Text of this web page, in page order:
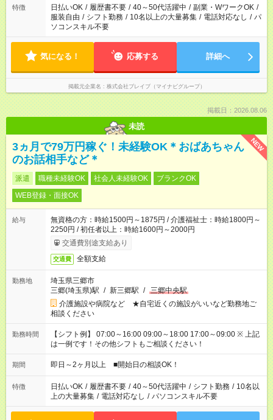
特徴 日払いOK / 履歴書不要 / 40～50代活躍中 / 副業・WワークOK /
服装自由 / シフト勤務 / 10名以上の大量募集 / 電話対応なし / パ
ソコンスキル不要
気になる！ 応募する 詳細へ
掲載元企業名 株式会社ブレイブ（マイナビグループ）
掲載日：2026.08.06
未読
NEW
3ヵ月で79万円稼ぐ！未経験OK＊おばあちゃん
のお話相手など＊
派遣 職種未経験OK 社会人未経験OK
ブランクOK
WEB登録・面接OK
給与
無資格の方：時給1500円～1875円 / 介護福祉士：時給1800円～
2250円 / 初任者以上：時給1600円～2000円
交通費別途支給あり
交通費 全額支給
勤務地
埼玉県三郷市
三郷(埼玉県)駅 / 新三郷駅 / 三郷中央駅
介護施設や病院など ★自宅近くの施設がいいなど勤務地ご
相談ください
勤務時間
【シフト例】 07:00～16:00 09:00～18:00 17:00～09:00 ※ 上記
は一例です！その他シフトもご相談ください！
期間 即日～2ヶ月以上 ■開始日の相談OK！
特徴 日払いOK / 履歴書不要 / 40～50代活躍中 / シフト勤務 / 10名以
上の大量募集 / 電話対応なし / パソコンスキル不要